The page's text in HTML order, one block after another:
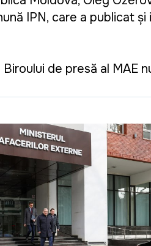
IPN, care a publicat
de presă al MAE